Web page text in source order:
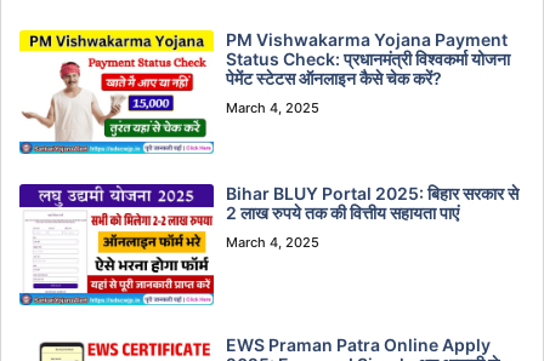
PM Vishwakarma Yojana Payment
Status Check: प्रधानमंत्री विश्वकर्मा योजना
पेमेंट स्टेटस ऑनलाइन कैसे चेक करें?
March 4, 2025
Bihar BLUY Portal 2025: बिहार सरकार से
2 लाख रुपये तक की वित्तीय सहायता पाएं
March 4, 2025
EWS Praman Patra Online Apply